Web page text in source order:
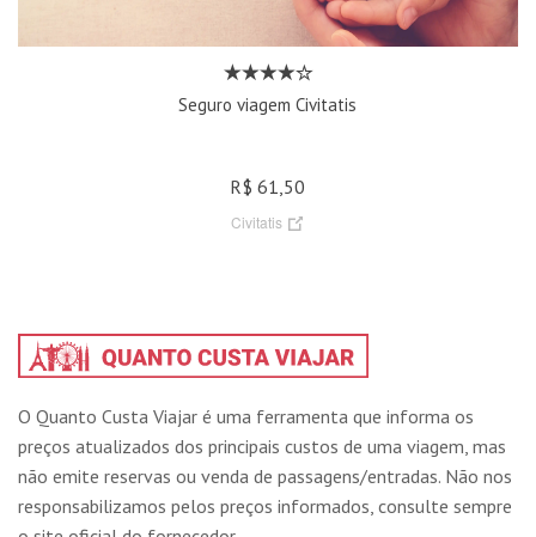
Seguro viagem Civitatis
R$ 61,50
Civitatis
O Quanto Custa Viajar é uma ferramenta que informa os
preços atualizados dos principais custos de uma viagem, mas
não emite reservas ou venda de passagens/entradas. Não nos
responsabilizamos pelos preços informados, consulte sempre